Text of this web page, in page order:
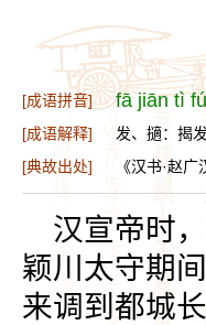
[成语拼音] fā jiān tì fú
[成语解释]
发、擿：揭
[典故出处]
《汉书·赵
汉宣帝时
颖川太守期
来调到都城